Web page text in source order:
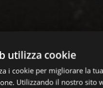
utilizza cookie
i cookie per migliorare la tua
Utilizzando il nostro sito